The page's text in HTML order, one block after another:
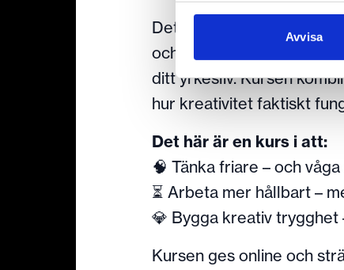
Avvisa
Det är kärnan i den här
och sällskap för att stärka
ditt yrkesliv. Kursen
hur kreativitet faktiskt
Det här är en kurs i att:
🧠 Tänka friare – och
⏳ Arbeta mer hållbart –
💎 Bygga kreativ trygghet
Kursen ges online och